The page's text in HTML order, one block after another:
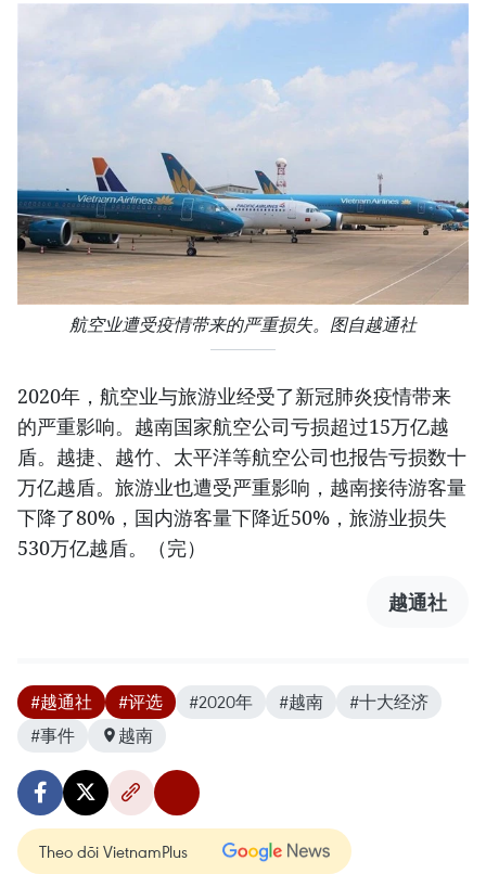
航空业遭受疫情带来的严重损失。图自越通社
2020年，航空业与旅游业经受了新冠肺炎疫情带来
的严重影响。越南国家航空公司亏损超过15万亿越
盾。越捷、越竹、太平洋等航空公司也报告亏损数十
万亿越盾。旅游业也遭受严重影响，越南接待游客量
下降了80%，国内游客量下降近50%，旅游业损失
530万亿越盾。（完）
越通社
#越通社 #评选 #2020年 #越南
#十大经济
#事件
越南
Theo dõi VietnamPlus